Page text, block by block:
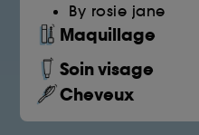
By rosie jane
Maquillage
Soin visage
Cheveux